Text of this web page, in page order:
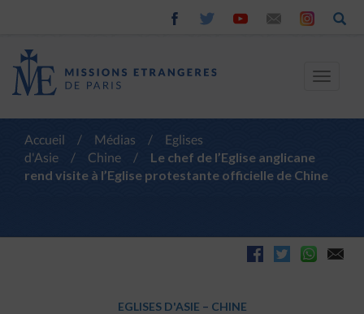
Toggle
Accueil / Médias /
Eglises
d'Asie
/ Chine /
Le chef de l’Eglise anglicane
rend visite à l’Eglise protestante officielle de Chine
EGLISES D'ASIE – CHINE